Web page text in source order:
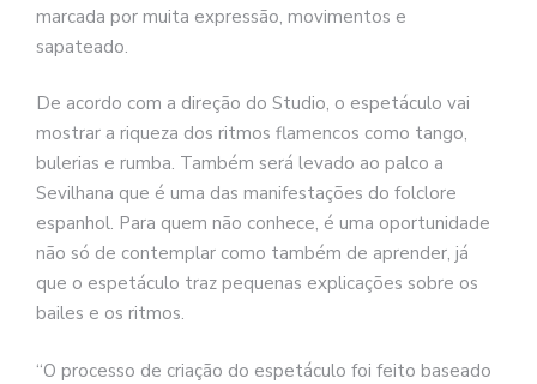
marcada por muita expressão, movimentos e
sapateado.
De acordo com a direção do Studio, o espetáculo vai
mostrar a riqueza dos ritmos flamencos como tango,
bulerias e rumba. Também será levado ao palco a
Sevilhana que é uma das manifestações do folclore
espanhol. Para quem não conhece, é uma oportunidade
não só de contemplar como também de aprender, já
que o espetáculo traz pequenas explicações sobre os
bailes e os ritmos.
“O processo de criação do espetáculo foi feito baseado